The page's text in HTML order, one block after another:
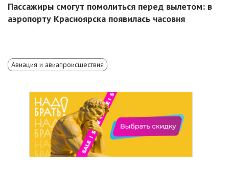
Пассажиры смогут помолиться перед вылетом: в
аэропорту Красноярска появилась часовня
Авиация и авиапроисшествия